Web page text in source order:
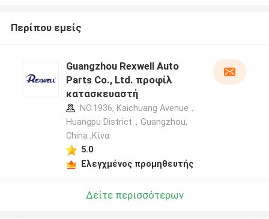
Περίπου εμείς
Guangzhou Rexwell Auto
Parts Co., Ltd. προφίλ
κατασκευαστή
NO.1936, Kaichuang Avenue，
Huangpu District，Guangzhou,
China ,Κίνα
5.0
Ελεγχμένος προμηθευτής
Δείτε περισσότερων